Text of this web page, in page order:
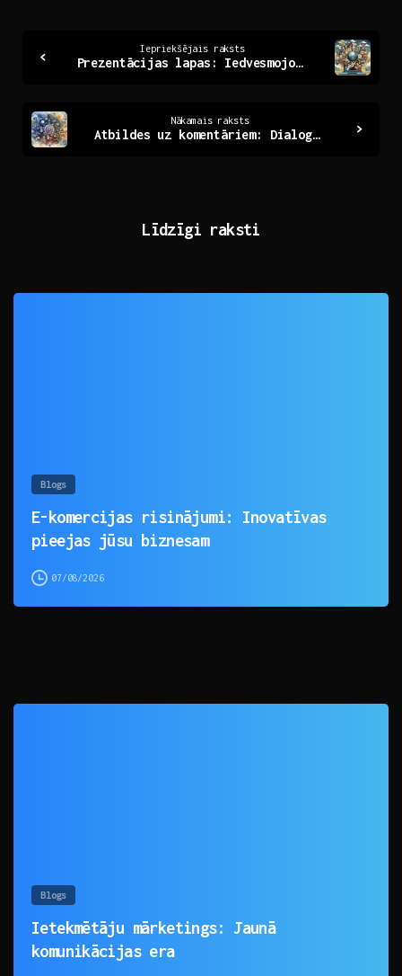
Reading
Iepriekšējais raksts
Prezentācijas lapas: Iedvesmojoši rīki efektīvai saziņai
Nākamais raksts
Atbildes uz komentāriem: Dialoga veidošana tiešsaistē
Līdzīgi raksti
Blogs
E-komercijas risinājumi: Inovatīvas
pieejas jūsu biznesam
07/08/2026
Blogs
Ietekmētāju mārketings: Jaunā
komunikācijas era